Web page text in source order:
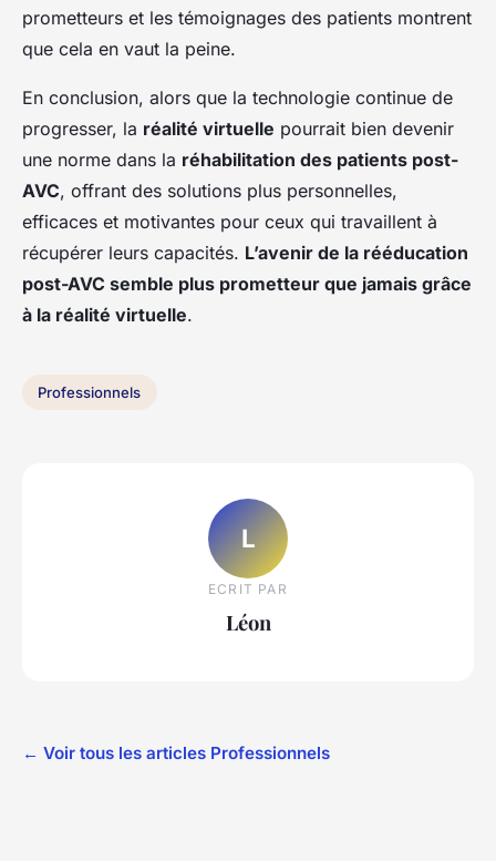
prometteurs et les témoignages des patients montrent
que cela en vaut la peine.
En conclusion, alors que la technologie continue de
progresser, la réalité virtuelle pourrait bien devenir
une norme dans la réhabilitation des patients post-
AVC, offrant des solutions plus personnelles,
efficaces et motivantes pour ceux qui travaillent à
récupérer leurs capacités. L’avenir de la rééducation
post-AVC semble plus prometteur que jamais grâce
à la réalité virtuelle.
Professionnels
L
ECRIT PAR
Léon
← Voir tous les articles Professionnels